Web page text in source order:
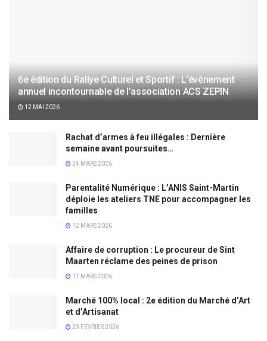
6e édition du Rallye Culturel et Sportif : L’évènement
annuel incontournable de l’association ACS ZEPIN
12 MAI 2026
Rachat d’armes à feu illégales : Dernière
semaine avant poursuites…
24 MARS 2026
Parentalité Numérique : L’ANIS Saint-Martin
déploie les ateliers TNE pour accompagner les
familles
12 MARS 2026
Affaire de corruption : Le procureur de Sint
Maarten réclame des peines de prison
11 MARS 2026
Marché 100% local : 2e édition du Marché d’Art
et d’Artisanat
23 FÉVRIER 2026